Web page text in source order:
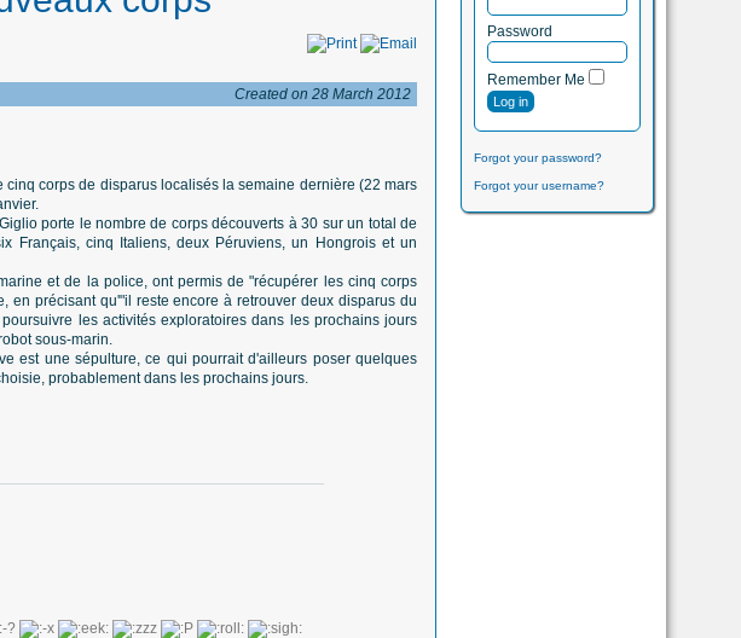
Password
Remember Me
Forgot your password?
Forgot your username?
Created on 28 March 2012
corps de disparus localisés la semaine dernière (22 mars
porte le nombre de corps découverts à 30 sur un total de
Français, cinq Italiens, deux Péruviens, un Hongrois et un
et de la police, ont permis de "récupérer les cinq corps
en précisant qu'"il reste encore à retrouver deux disparus du
les activités exploratoires dans les prochains jours
sous-marin.
est une sépulture, ce qui pourrait d'ailleurs poser quelques
probablement dans les prochains jours.